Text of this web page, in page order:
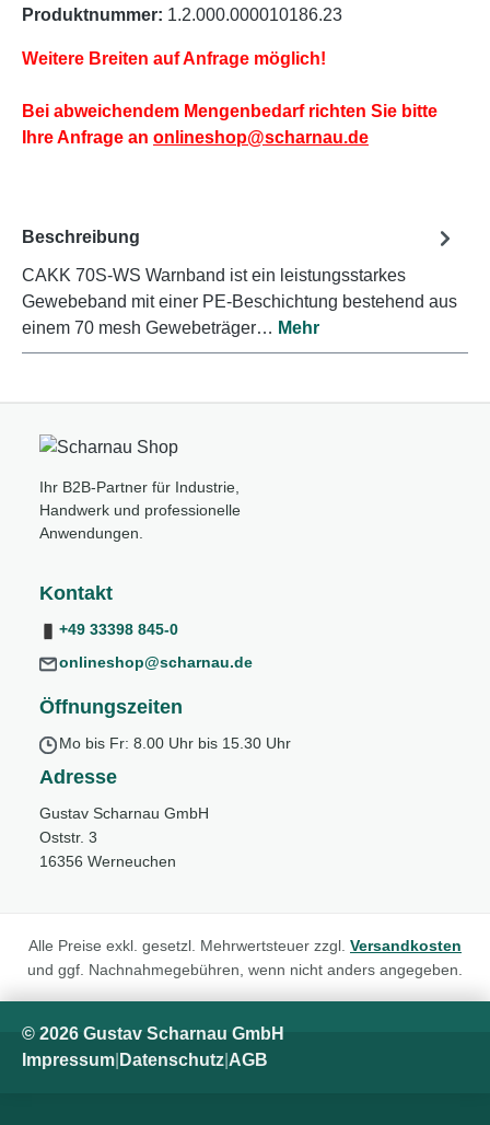
Produktnummer: 1.2.000.000010186.23
Weitere Breiten auf Anfrage möglich!
Bei abweichendem Mengenbedarf richten Sie bitte
Ihre Anfrage an onlineshop@scharnau.de
Beschreibung
CAKK 70S-WS Warnband ist ein leistungsstarkes
Gewebeband mit einer PE-Beschichtung bestehend aus
einem 70 mesh Gewebeträger… Mehr
Ihr B2B-Partner für Industrie,
Handwerk und professionelle
Anwendungen.
Kontakt
+49 33398 845-0
onlineshop@scharnau.de
Öffnungszeiten
Mo bis Fr: 8.00 Uhr bis 15.30 Uhr
Adresse
Gustav Scharnau GmbH
Oststr. 3
16356 Werneuchen
Alle Preise exkl. gesetzl. Mehrwertsteuer zzgl. Versandkosten
und ggf. Nachnahmegebühren, wenn nicht anders angegeben.
© 2026 Gustav Scharnau GmbH
Impressum Datenschutz AGB